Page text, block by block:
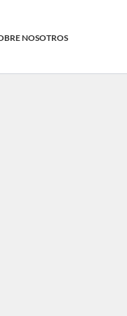
NOSOTROS